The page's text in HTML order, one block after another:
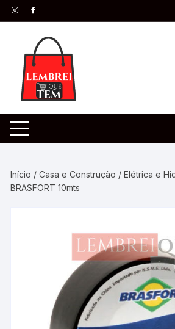
Início /Casa e Construção /Elétrica e
BRASFORT 10mts